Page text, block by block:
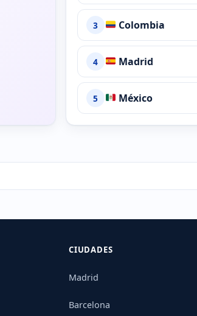
3 Colombia
4 Madrid
5 México
CIUDADES
Madrid
Barcelona